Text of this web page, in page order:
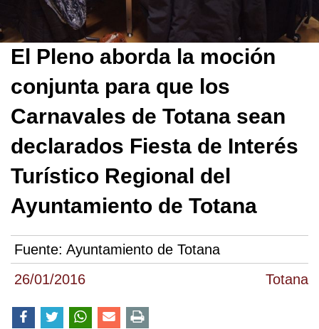
26/01/2016 Totana
El Pleno aborda la moción
conjunta para que los
Carnavales de Totana sean
declarados Fiesta de Interés
Turístico Regional del
Ayuntamiento de Totana
Fuente: Ayuntamiento de Totana